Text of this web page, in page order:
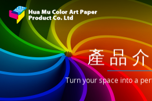
產品
Turn your space into a